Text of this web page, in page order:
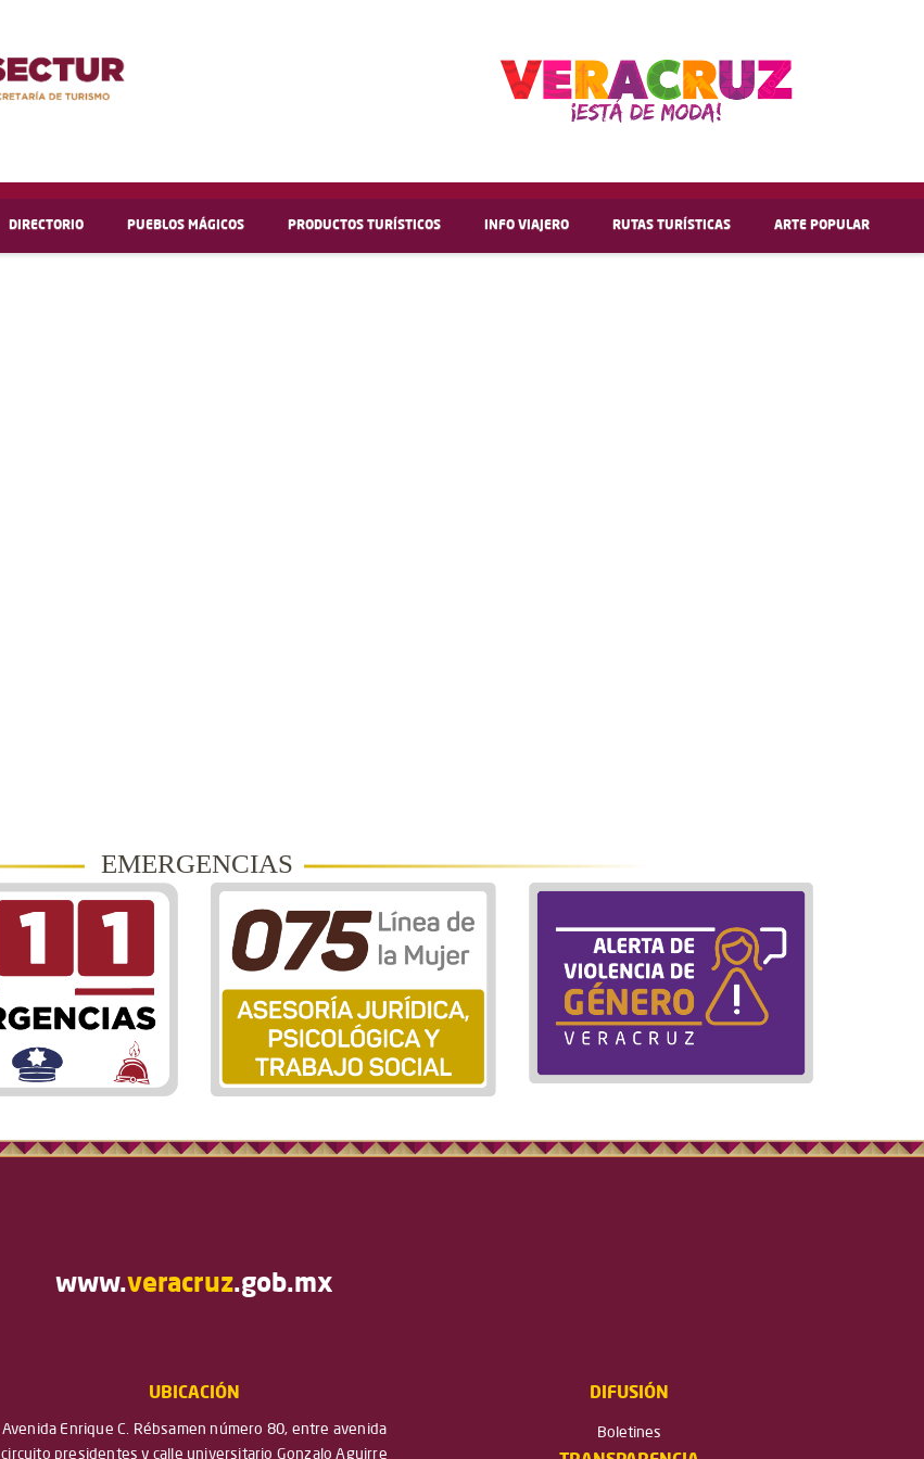
DIRECTORIO PUEBLOS MÁGICOS PRODUCTOS TURÍSTICOS INFO VIAJERO RUTAS TURÍSTICAS ARTE POPULAR
EMERGENCIAS
www.veracruz.gob.mx
UBICACIÓN
Avenida Enrique C. Rébsamen número 80, entre avenida
circuito presidentes y calle universitario Gonzalo Aguirre
DIFUSIÓN
Boletines